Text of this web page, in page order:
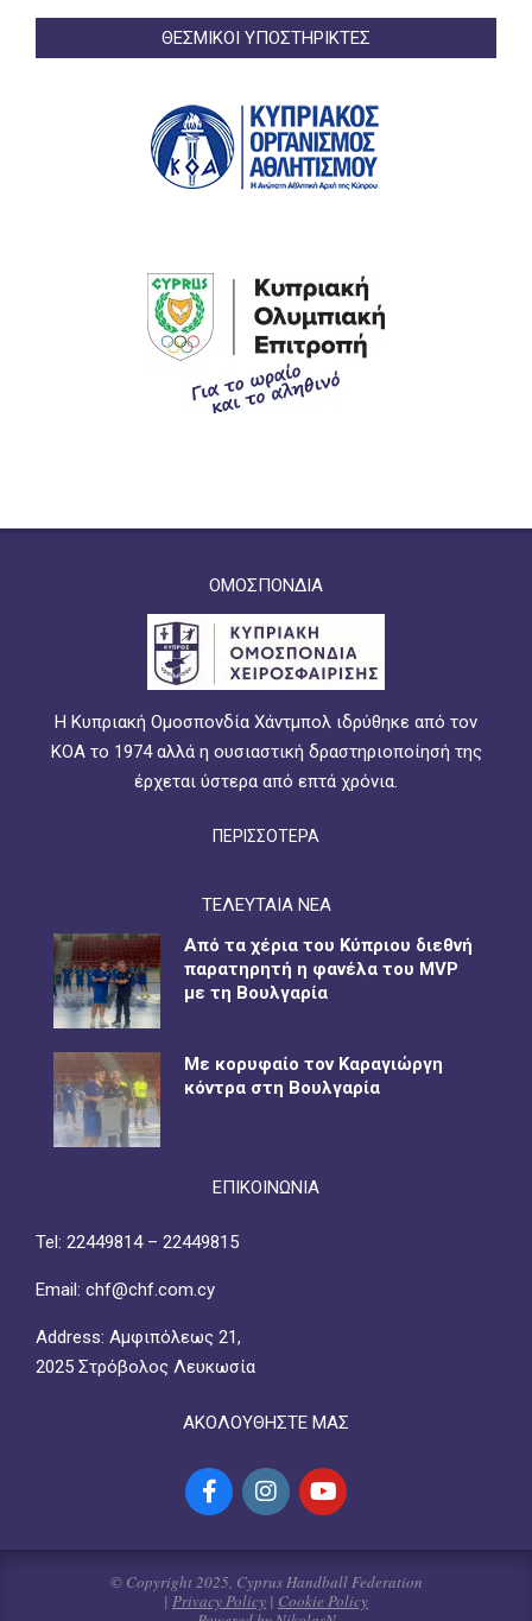
ΘΕΣΜΙΚΟΙ ΥΠΟΣΤΗΡΙΚΤΕΣ
ΟΜΟΣΠΟΝΔΙΑ
Η Κυπριακή Ομοσπονδία Χάντμπολ ιδρύθηκε από τον
ΚΟΑ το 1974 αλλά η ουσιαστική δραστηριοποίησή της
έρχεται ύστερα από επτά χρόνια.
ΠΕΡΙΣΣΟΤΕΡΑ
ΤΕΛΕΥΤΑΙΑ ΝΕΑ
Από τα χέρια του Κύπριου διεθνή
παρατηρητή η φανέλα του MVP
με τη Βουλγαρία
Με κορυφαίο τον Καραγιώργη
κόντρα στη Βουλγαρία
ΕΠΙΚΟΙΝΩΝΙΑ
Tel: 22449814 – 22449815
Email: chf@chf.com.cy
Address: Αμφιπόλεως 21,
2025 Στρόβολος Λευκωσία
ΑΚΟΛΟΥΘΗΣΤΕ ΜΑΣ
© Copyright 2025, Cyprus Handball Federation
| Privacy Policy | Cookie Policy